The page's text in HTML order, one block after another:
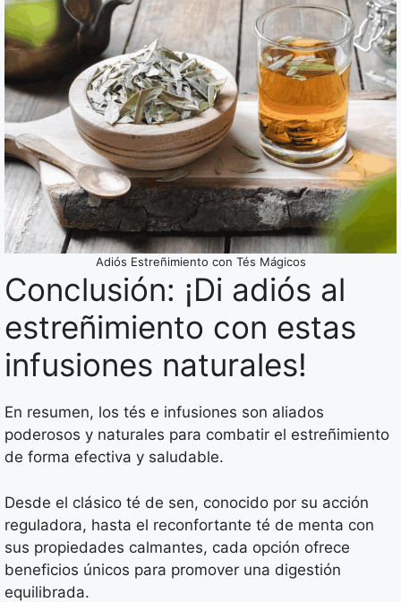
Adiós Estreñimiento con Tés Mágicos
Conclusión: ¡Di adiós al
estreñimiento con estas
infusiones naturales!
En resumen, los tés e infusiones son aliados
poderosos y naturales para combatir el estreñimiento
de forma efectiva y saludable.
Desde el clásico té de sen, conocido por su acción
reguladora, hasta el reconfortante té de menta con
sus propiedades calmantes, cada opción ofrece
beneficios únicos para promover una digestión
equilibrada.